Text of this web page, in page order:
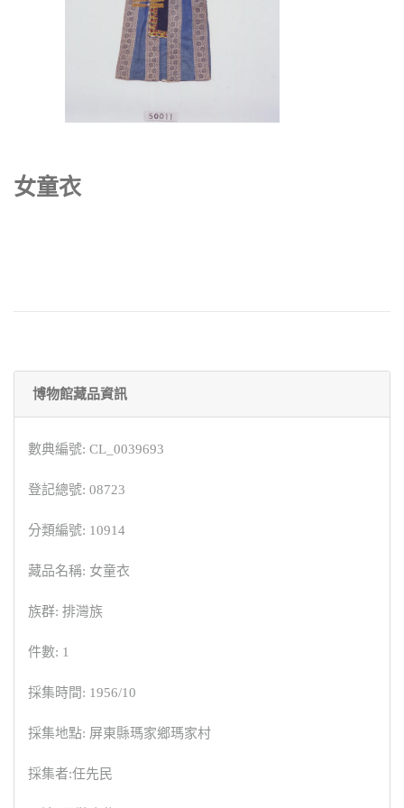
女童衣
博物館藏品資訊
數典編號: CL_0039693
登記總號: 08723
分類編號: 10914
藏品名稱: 女童衣
族群: 排灣族
件數: 1
採集時間: 1956/10
採集地點: 屏東縣瑪家鄉瑪家村
採集者:任先民